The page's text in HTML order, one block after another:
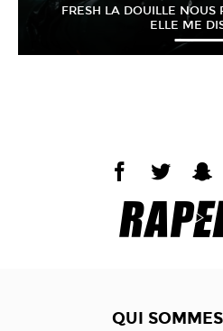
FRESH LA DOUILLE NOUS
ELLE ME
QUI